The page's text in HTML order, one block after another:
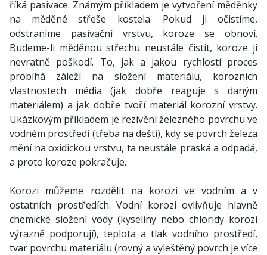
říká pasivace. Známým příkladem je vytvoření měděnky
na měděné střeše kostela. Pokud ji očistíme,
odstraníme pasivační vrstvu, koroze se obnoví.
Budeme-li měděnou střechu neustále čistit, koroze ji
nevratně poškodí. To, jak a jakou rychlostí proces
probíhá záleží na složení materiálu, korozních
vlastnostech média (jak dobře reaguje s daným
materiálem) a jak dobře tvoří materiál korozní vrstvy.
Ukázkovým příkladem je rezivění železného povrchu ve
vodném prostředí (třeba na dešti), kdy se povrch železa
mění na oxidickou vrstvu, ta neustále praská a odpadá,
a proto koroze pokračuje.
Korozi můžeme rozdělit na korozi ve vodním a v
ostatních prostředích. Vodní korozi ovlivňuje hlavně
chemické složení vody (kyseliny nebo chloridy korozi
výrazně podporují), teplota a tlak vodního prostředí,
tvar povrchu materiálu (rovný a vyleštěný povrch je více